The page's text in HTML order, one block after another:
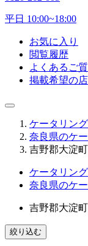
平日 10:00~18:00
お気に入り
閲覧履歴
よくあるご
掲載希望の
ケータリン
奈良県のケ
吉野郡大淀
ケータリン
奈良県のケ
吉野郡大淀
絞り込む